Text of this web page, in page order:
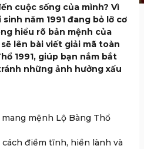
cuộc sống của mình? Vì
năm 1991 đang bỏ lỡ cơ
hiểu rõ bản mệnh của
lên bài viết giải mã toàn
1991, giúp bạn nắm bắt
những ảnh hưởng xấu
mang mệnh Lộ Bàng Thổ
điềm tĩnh, hiền lành và